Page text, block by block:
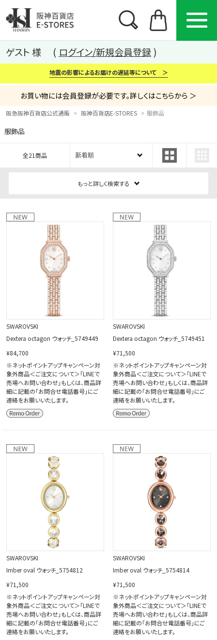
カテゴリー ブランド 特集
から探す
閉じる
ゲスト 様 ログイン/新規会員登録
地震の影響によるお届けの遅延等について ＞
お買い物には会員登録が必要です。詳しくはこちらから ＞
阪急阪神百貨店公式通販 阪神百貨店E-STORES 服飾品
服飾品
全21商品
もっと詳しく検索する
SWAROVSKI
Dextera octagon ウォッチ_5749449
¥84,700
※ネットポイントアップキャンペーン対
象外商品＜ご注文について＞「LINEで
売場へお問い合わせ」もしくは、商品詳
細に記載の「お問合せ電話番号」にご
連絡をお願いいたします。
SWAROVSKI
Dextera octagon ウォッチ_5749451
¥71,500
※ネットポイントアップキャンペーン対
象外商品＜ご注文について＞「LINEで
売場へお問い合わせ」もしくは、商品詳
細に記載の「お問合せ電話番号」にご
連絡をお願いいたします。
SWAROVSKI
Imber oval ウォッチ_5754812
¥71,500
※ネットポイントアップキャンペーン対
象外商品＜ご注文について＞「LINEで
売場へお問い合わせ」もしくは、商品詳
細に記載の「お問合せ電話番号」にご
連絡をお願いいたします。
SWAROVSKI
Imber oval ウォッチ_5754814
¥71,500
※ネットポイントアップキャンペーン対
象外商品＜ご注文について＞「LINEで
売場へお問い合わせ」もしくは、商品詳
細に記載の「お問合せ電話番号」にご
連絡をお願いいたします。